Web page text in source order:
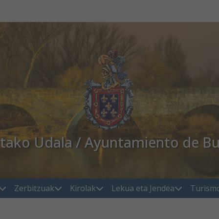
Udala / Ayuntamiento de
Zerbitzuak Kirolak Lekua eta Jendea